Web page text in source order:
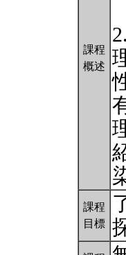
課程
概述
課程
目標